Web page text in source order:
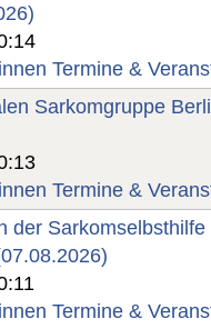
Termine &
Sarkomgruppe
Termine &
der Sarkomselbsthilfe
Termine &